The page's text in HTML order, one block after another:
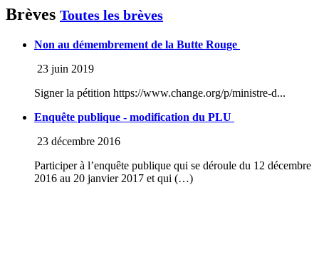
Brèves Toutes les brèves
Non au démembrement de la Butte Rouge
23 juin 2019
Signer la pétition https://www.change.org/p/ministre-d...
Enquête publique - modification du PLU
23 décembre 2016
Participer à l’enquête publique qui se déroule du 12 décembre
2016 au 20 janvier 2017 et qui (…)